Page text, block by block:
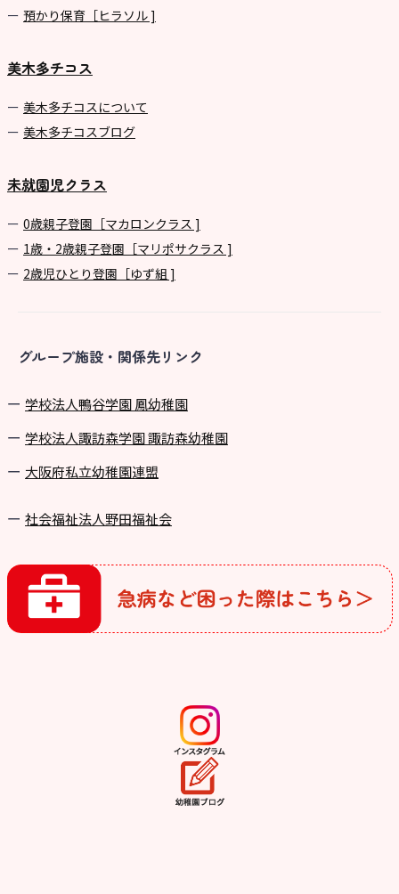
預かり保育［ヒラソル ]
美木多チコス
美⽊多チコスについて
美⽊多チコスブログ
未就園児クラス
0歳親子登園［マカロンクラス ]
1歳・2歳親子登園［マリポサクラス ]
2歳児ひとり登園［ゆず組 ]
グループ施設・関係先リンク
学校法⼈鴨⾕学園 鳳幼稚園
学校法⼈諏訪森学園 諏訪森幼稚園
⼤阪府私⽴幼稚園連盟
社会福祉法人野田福祉会